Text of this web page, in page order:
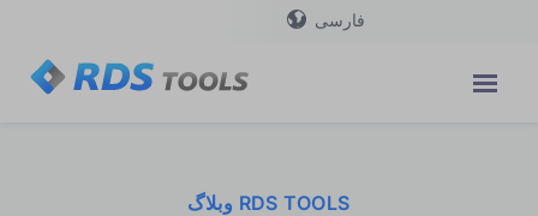
فارسی
وبلاگ RDS TOOLS